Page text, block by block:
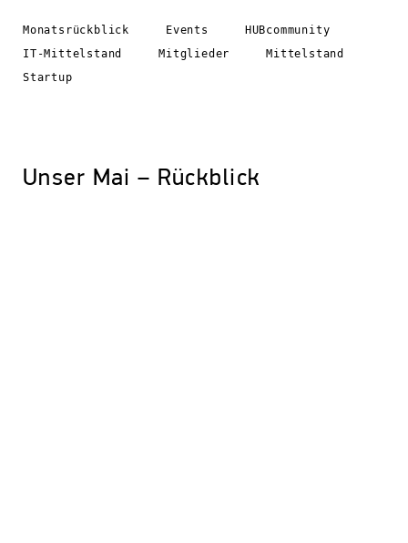
Monatsrückblick Events
HUBcommunity
IT-Mittelstand
Mitglieder
Mittelstand
Startup
Unser Mai – Rückblick